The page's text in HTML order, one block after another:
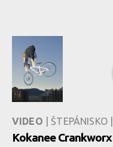
VIDEO | ŠTEPÁNISKO
Kokanee